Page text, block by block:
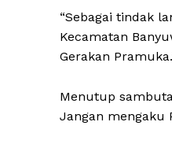
“Sebagai tindak
Kecamatan
Gerakan
Menutup
Jangan mengaku